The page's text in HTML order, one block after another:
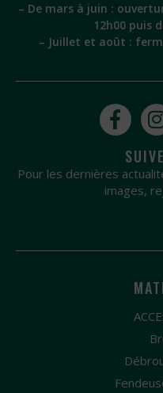
– De mars à juin :
12h00 puis
– Juillet et août :
Pour les dernières
images,